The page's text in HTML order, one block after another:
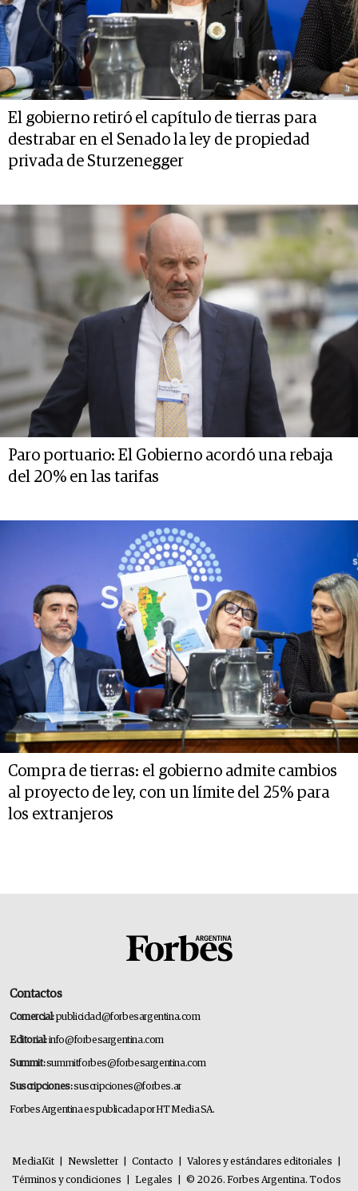
El gobierno retiró el capítulo de tierras para
destrabar en el Senado la ley de propiedad
privada de Sturzenegger
Paro portuario: El Gobierno acordó una rebaja
del 20% en las tarifas
Compra de tierras: el gobierno admite cambios
al proyecto de ley, con un límite del 25% para
los extranjeros
Contactos
Comercial:publicidad@forbesargentina.com
Editorial:info@forbesargentina.com
Summit:summitforbes@forbesargentina.com
Suscripciones:suscripciones@forbes.ar
Forbes Argentina es publicada por HT Media SA.
MediaKit Newsletter Contacto Valores y estándares editoriales
Términos y condiciones
Legales © 2026. Forbes Argentina. Todos